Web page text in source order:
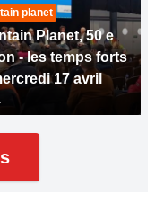
planet
Planet, 50 e
- les temps forts
17 avril